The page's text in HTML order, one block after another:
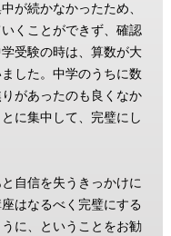
が続かなかったため、
くことができず、確認
受験の時は、算数が大
した。中学のうちに数
があったのも良くなか
に集中して、完璧にし
自信を失うきっかけに
はなるべく完璧にする
に、ということをお勧